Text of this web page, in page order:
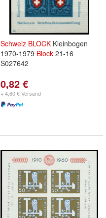
Schweiz BLOCK Kleinbogen
1970-1979 Block 21-16
S027642
0,82 €
+ 4,60 € Versand